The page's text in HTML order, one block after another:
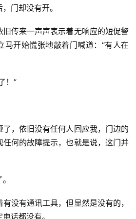
门却没有开。
传来一声声表示着无响应的短促警
马开始慌张地敲着门喊道：“有人在
！”
，依旧没有任何人回应我，门边的
何的故障提示，也就是说，这门并
没有通讯工具，但显然是没有的，
话都没有。